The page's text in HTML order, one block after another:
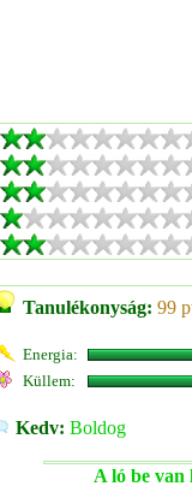
Tanulékonyság: 99
Energia:
Küllem:
Kedv: Boldog
A ló be van